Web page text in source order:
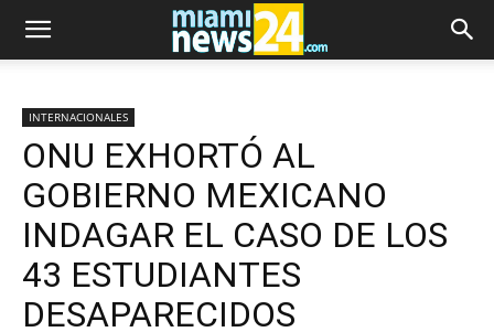
INTERNACIONALES
ONU EXHORTÓ AL
GOBIERNO MEXICANO
INDAGAR EL CASO DE LOS
43 ESTUDIANTES
DESAPARECIDOS